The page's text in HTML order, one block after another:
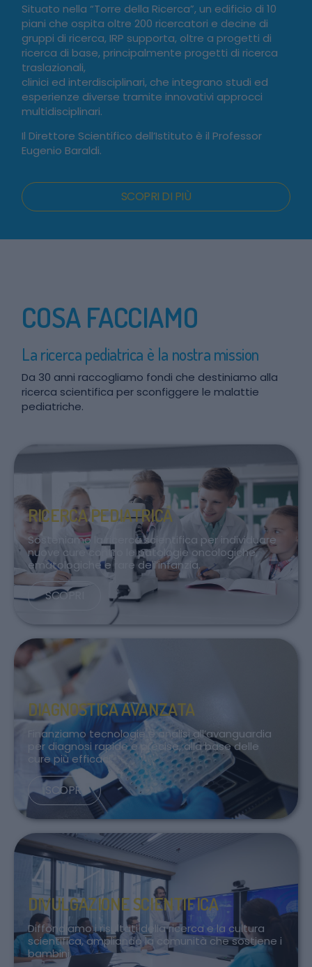
Situato nella “Torre della Ricerca”, un edificio di 10
piani che ospita oltre 200 ricercatori e decine di
gruppi di ricerca, IRP supporta, oltre a progetti di
ricerca di base, principalmente progetti di ricerca
traslazionali,
clinici ed interdisciplinari, che integrano studi ed
esperienze diverse tramite innovativi approcci
multidisciplinari.
Il Direttore Scientifico dell’Istituto è il Professor
Eugenio Baraldi.
SCOPRI DI PIÙ
COSA FACCIAMO
La ricerca pediatrica è la nostra mission
Da 30 anni raccogliamo fondi che destiniamo alla
ricerca scientifica per sconfiggere le malattie
pediatriche.
RICERCA PEDIATRICA
Sosteniamo la ricerca scientifica per individuare
nuove cure contro le patologie oncologiche,
ematologiche e rare dell’infanzia.
SCOPRI
DIAGNOSTICA AVANZATA
Finanziamo tecnologie e analisi all’avanguardia
per diagnosi rapide e precise, alla base delle
cure più efficaci.
SCOPRI
DIVULGAZIONE SCIENTIFICA
Diffondiamo i risultati della ricerca e la cultura
scientifica, ampliando la comunità che sostiene i
bambini.